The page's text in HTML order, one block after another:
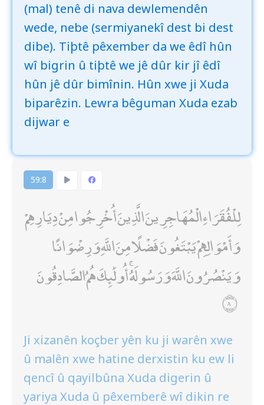
(mal) tenê di nava dewlemendên
wede, nebe (sermiyanekî dest bi dest
dibe). Tiþtê pêxember da we êdî hûn
wî bigrin û tiþtê we jê dûr kir jî êdî
hûn jê dûr bimînin. Hûn xwe ji Xuda
biparêzin. Lewra bêguman Xuda ezab
dijwar e
59:8
لِلْفُقَرَاءِ الْمُهَاجِرِينَ الَّذِينَ أُخْرِجُوا مِنْ دِيَارِهِمْ
وَأَمْوَالِهِمْ يَبْتَغُونَ فَضْلًا مِنَ اللَّهِ وَرِضْوَانًا
وَيَنْصُرُونَ اللَّهَ وَرَسُولَهُ ۚ أُولَٰئِكَ هُمُ الصَّادِقُونَ
Ji xizanên koçber yên ku ji warên xwe
û malên xwe hatine derxistin ku ew li
qencî û qayilbûna Xuda digerin û
yariya Xuda û pêxemberê wî dikin re